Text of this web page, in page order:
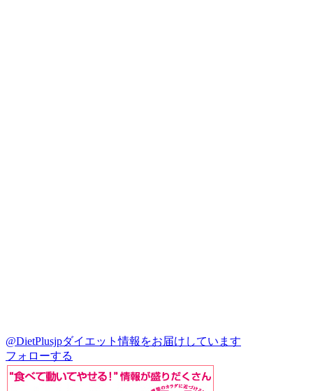
@DietPlusjpダイエット情報をお届けしています
フォローする